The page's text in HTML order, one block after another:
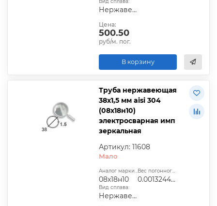
Нержавеющая сталь
Цена:
500.50
руб/м. пог.
В корзину
Труба нержавеющая
38х1,5 мм aisi 304
(08х18н10)
электросварная имп
зеркальная
Артикул: 11608
Мало
Аналог марки стали:
08х18н10
Вес погонного метра, т.:
0.0013244025
Вид сплава:
Нержавеющая сталь